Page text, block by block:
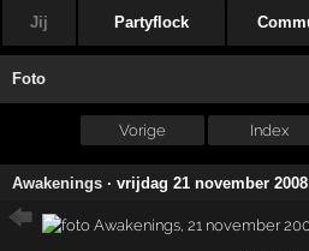
Jij Partyflock
Foto
Vorige Index
Awakenings ·vrijdag 21 november 2008